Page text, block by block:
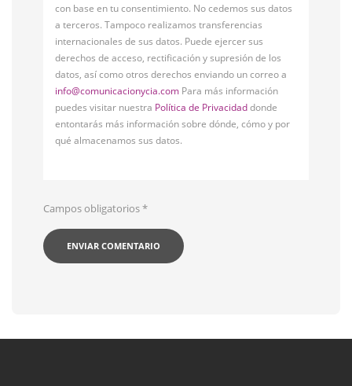
con base en tu consentimiento. No cedemos sus datos
a terceros. Tampoco realizamos transferencias
internacionales de sus datos. Puede ejercer sus
derechos de acceso, rectificación y supresión de los
datos, así como otros derechos enviando un correo a
info@comunicacionycia.com Para más información
puedes visitar nuestra Política de Privacidaddonde
entontarás más información sobre dónde, cómo y por
qué almacenamos sus datos.
Campos obligatorios*